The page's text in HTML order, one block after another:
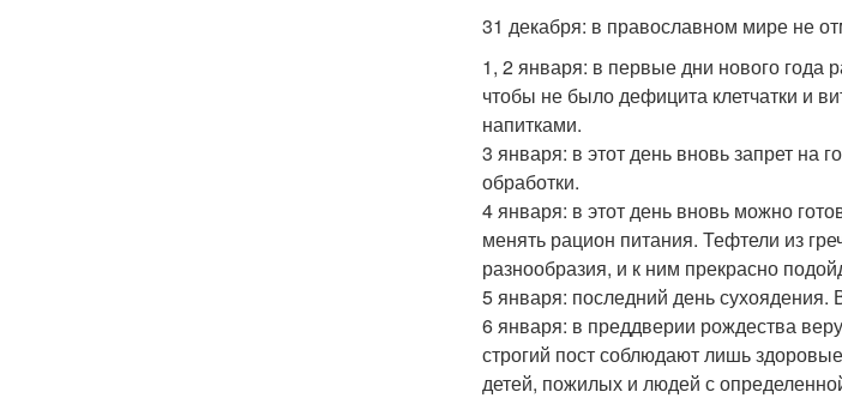
31 декабря: в православном мире не
1, 2 января: в первые дни нового
чтобы не было дефицита клетчатки и
напитками.
3 января: в этот день вновь запрет
обработки.
4 января: в этот день вновь можно
менять рацион питания. Тефтели из
разнообразия, и к ним прекрасно
5 января: последний день
6 января: в преддверии рождества
строгий пост соблюдают лишь
детей, пожилых и людей с